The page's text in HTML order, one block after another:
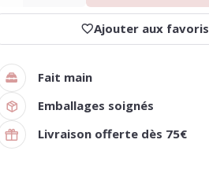
Ajouter aux favoris
Fait main
Emballages soignés
Livraison offerte dès 75€